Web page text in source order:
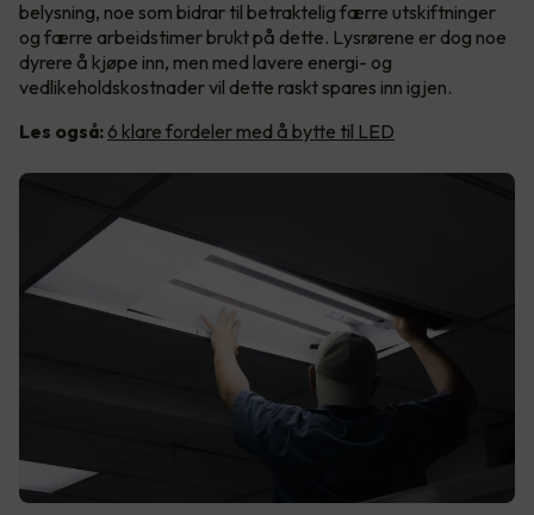
belysning, noe som bidrar til betraktelig færre utskiftninger
og færre arbeidstimer brukt på dette. Lysrørene er dog noe
dyrere å kjøpe inn, men med lavere energi- og
vedlikeholdskostnader vil dette raskt spares inn igjen.
Les også: 6 klare fordeler med å bytte til LED